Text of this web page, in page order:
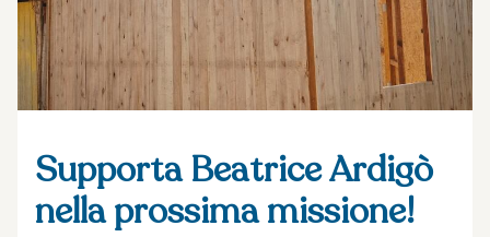
Supporta Beatrice Ardigò
nella prossima missione!